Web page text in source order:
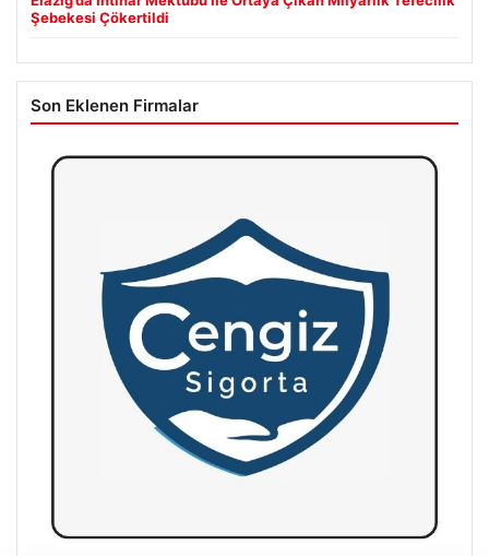
Şebekesi Çökertildi
Son Eklenen Firmalar